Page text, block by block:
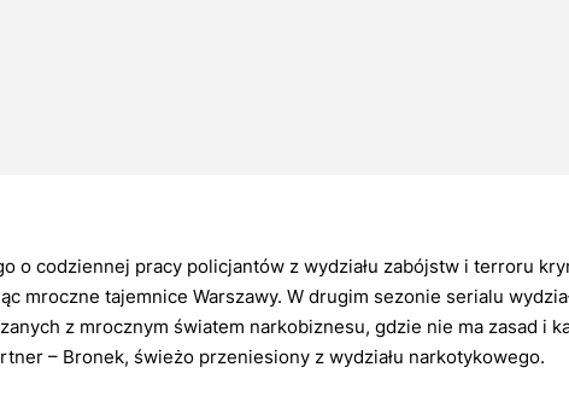
o codziennej pracy policjantów z wydziału zabójstw i terroru
mroczne tajemnice Warszawy. W drugim sezonie serialu
z mrocznym światem narkobiznesu, gdzie nie ma zasad i
– Bronek, świeżo przeniesiony z wydziału narkotykowego.